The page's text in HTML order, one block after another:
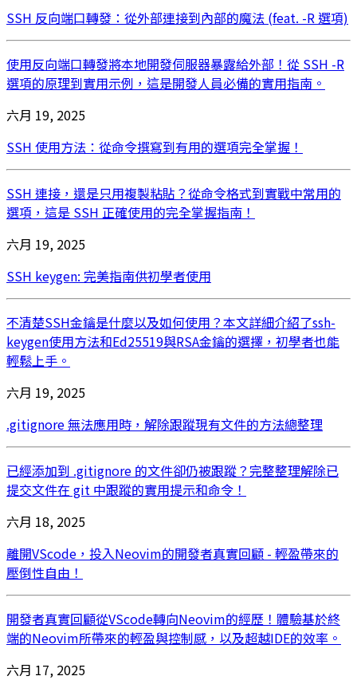
SSH 反向端口轉發：從外部連接到內部的魔法 (feat. -R 選項)
使用反向端口轉發將本地開發伺服器暴露給外部！從 SSH -R
選項的原理到實用示例，這是開發人員必備的實用指南。
六月 19, 2025
SSH 使用方法：從命令撰寫到有用的選項完全掌握！
SSH 連接，還是只用複製粘貼？從命令格式到實戰中常用的
選項，這是 SSH 正確使用的完全掌握指南！
六月 19, 2025
SSH keygen: 完美指南供初學者使用
不清楚SSH金鑰是什麼以及如何使用？本文詳細介紹了ssh-
keygen使用方法和Ed25519與RSA金鑰的選擇，初學者也能
輕鬆上手。
六月 19, 2025
.gitignore 無法應用時，解除跟蹤現有文件的方法總整理
已經添加到 .gitignore 的文件卻仍被跟蹤？完整整理解除已
提交文件在 git 中跟蹤的實用提示和命令！
六月 18, 2025
離開VScode，投入Neovim的開發者真實回顧 - 輕盈帶來的
壓倒性自由！
開發者真實回顧從VScode轉向Neovim的經歷！體驗基於終
端的Neovim所帶來的輕盈與控制感，以及超越IDE的效率。
六月 17, 2025